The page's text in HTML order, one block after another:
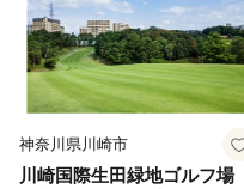
神奈川県川崎市
川崎国際生田緑地ゴルフ場